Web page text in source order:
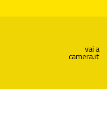
vai a
camera.it